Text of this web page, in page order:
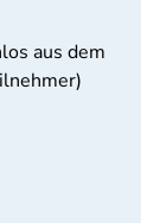
aus dem